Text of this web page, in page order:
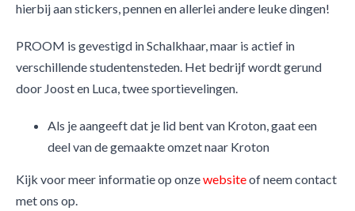
hierbij aan stickers, pennen en allerlei andere leuke dingen!
PROOM is gevestigd in Schalkhaar, maar is actief in
verschillende studentensteden. Het bedrijf wordt gerund
door Joost en Luca, twee sportievelingen.
Als je aangeeft dat je lid bent van Kroton, gaat een
deel van de gemaakte omzet naar Kroton
Kijk voor meer informatie op onzewebsiteof neem contact
met ons op.